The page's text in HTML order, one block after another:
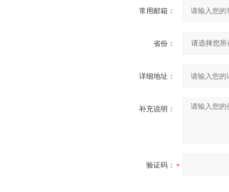
常用邮箱：
省份：
详细地址：
补充说明：
验证码：